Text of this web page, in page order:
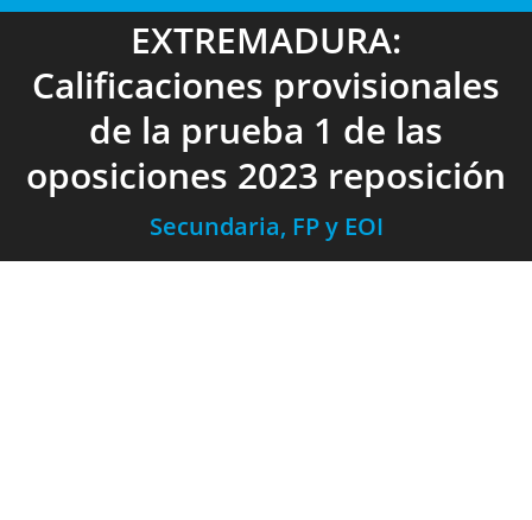
EXTREMADURA:
Calificaciones provisionales
de la prueba 1 de las
oposiciones 2023 reposición
Secundaria, FP y EOI